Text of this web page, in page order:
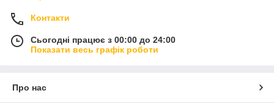
Контакти
Сьогодні працює з 00:00 до 24:00
Показати весь графік роботи
Про нас